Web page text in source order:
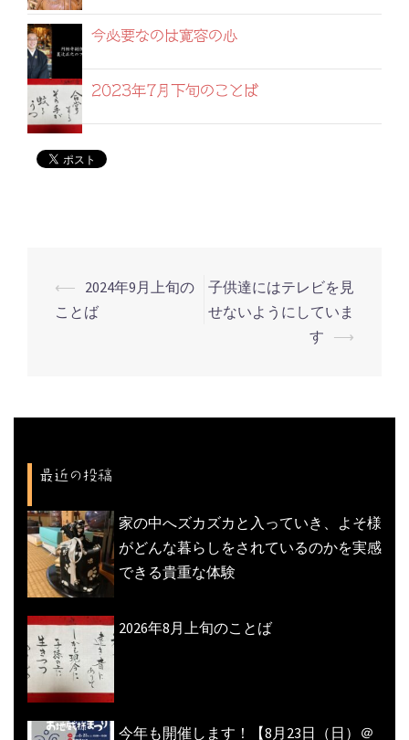
今必要なのは寛容の心
2023年7月下旬のことば
投
稿
シ
ョ
ン
⟵ 2024年9月上旬の
ことば
子供達にはテレビを見
せないようにしていま
す ⟶
最近の投稿
家の中へズカズカと入っていき、よそ様
がどんな暮らしをされているのかを実感
できる貴重な体験
2026年8月上旬のことば
今年も開催します！【8月23日（日）＠